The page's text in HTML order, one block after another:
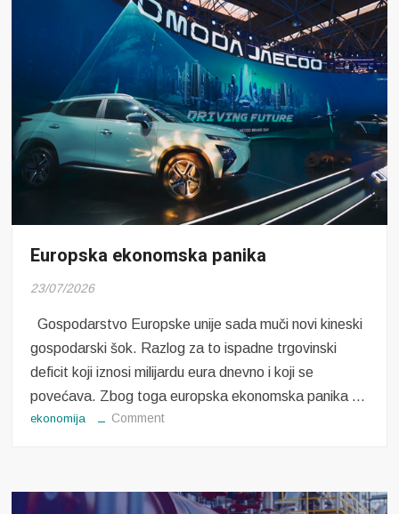
Europska ekonomska panika
23/07/2026
Gospodarstvo Europske unije sada muči novi kineski
gospodarski šok. Razlog za to ispadne trgovinski
deficit koji iznosi milijardu eura dnevno i koji se
povećava. Zbog toga europska ekonomska panika …
ekonomija Commenton